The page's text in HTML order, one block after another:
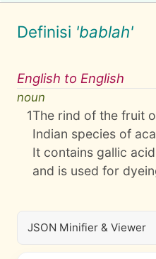
Definisi 'bablah'
English to English
noun
1The rind of the fruit
Indian species of
It contains gallic
and is used for
JSON Minifier & Viewer